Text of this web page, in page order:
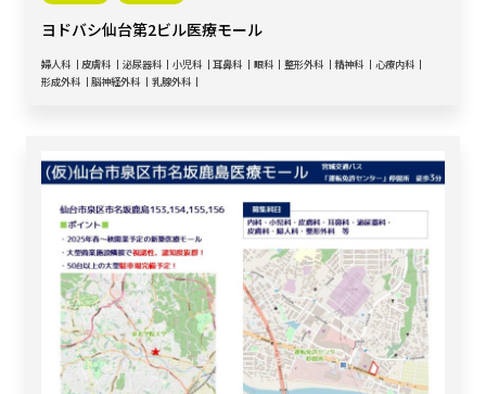
ヨドバシ仙台第2ビル医療モール
婦人科 皮膚科 泌尿器科 小児科 耳鼻科 眼科 整形外科 精神科
心療内科
形成外科
脳神経外科 乳腺外科